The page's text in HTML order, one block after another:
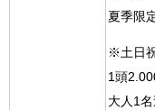
夏季限
※土日
1頭
大人1